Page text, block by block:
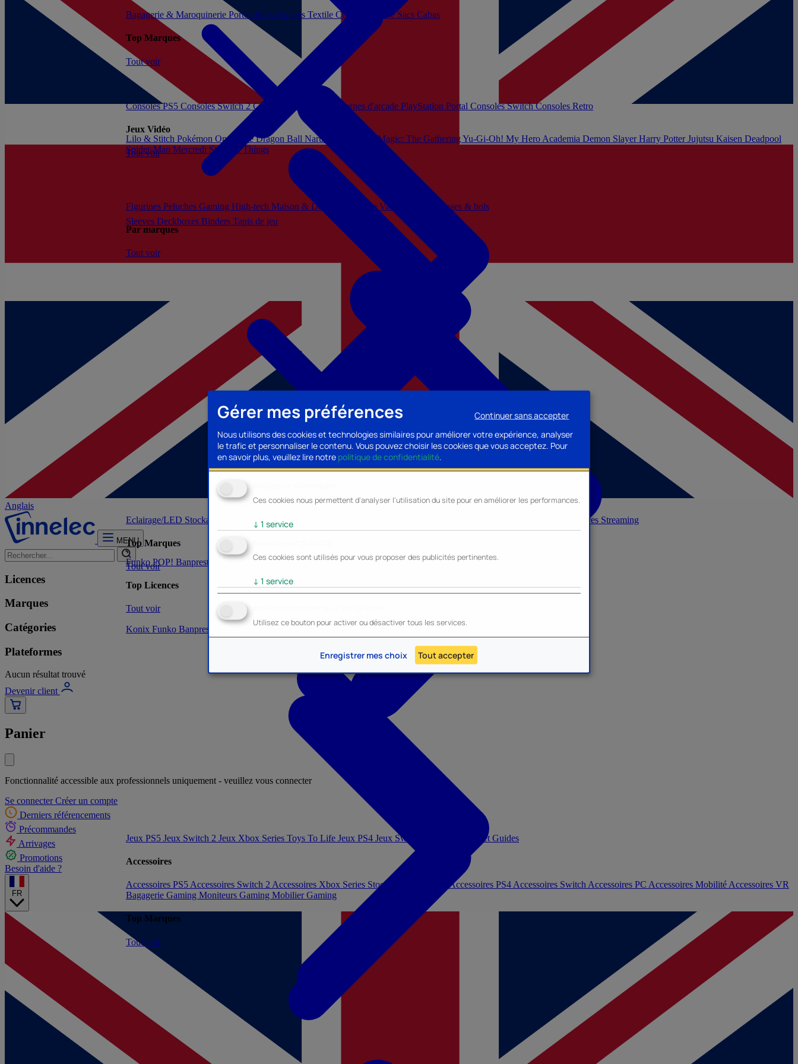
Gérer mes préférences
Nous utilisons des cookies et technologies similaires pour améliorer votre expérience, analyser
le trafic et personnaliser le contenu. Vous pouvez choisir les cookies que vous acceptez. Pour
en savoir plus, veuillez lire notre politique de confidentialité.
Ces cookies nous permettent d'analyser l'utilisation du site pour en améliorer les performances.
↓ 1 service
Ces cookies sont utilisés pour vous proposer des publicités pertinentes.
↓ 1 service
Utilisez ce bouton pour activer ou désactiver tous les services.
Continuer sans accepter
Enregistrer mes choix Tout accepter
Anglais
MENU
Licences
Marques
Catégories
Plateformes
Aucun résultat trouvé
Devenir client
Panier
Fonctionnalité accessible aux professionnels uniquement - veuillez vous connecter
Se connecter Créer un compte
Derniers référencements
Précommandes
Arrivages
Promotions
Besoin d'aide ?
FR
Figurines Peluches Gaming High-tech Maison & Décoration ModeVaisselle Mugs, tasses & bols
Par marques
Tout voir
Konix Funko Banpresto NOUVEAU - Heroes Inc.
Consoles PS5 Consoles Switch 2Consoles Xbox Series Bornes d'arcade PlayStation Portal Consoles SwitchConsoles Retro
Jeux Vidéo
Tout voir
Jeux PS5 Jeux Switch 2 Jeux Xbox Series Toys To Life Jeux PS4 Jeux Switch Livres et Guides
Accessoires
Accessoires PS5 Accessoires Switch 2 Accessoires Xbox Series Stockage et Mémoire Accessoires PS4 Accessoires Switch Accessoires PC Accessoires Mobilité Accessoires VR
Bagagerie Gaming Moniteurs Gaming Mobilier Gaming
Top Marques
Tout voir
Bagagerie & Maroquinerie Porte-clés & Badges Textile Cosplay BeautéSacs Cabas
Top Marques
Tout voir
Funko POP! Banpresto Plastoy StorLyoEnescoCerdaMighty Jaxx
Top Licences
Tout voir
Sleeves Deckboxes Binders Tapis de jeu
Eclairage/LED Stockage/Mémoire Accessoires PC Accessoires Streaming
Top Marques
Tout voir
Lilo & Stitch Pokémon One PieceDragon Ball Naruto Hello KittyMagic: The Gathering Yu-Gi-Oh! My Hero Academia Demon SlayerHarry PotterJujutsu Kaisen Deadpool
Spider-Man Mercredi Stranger Things